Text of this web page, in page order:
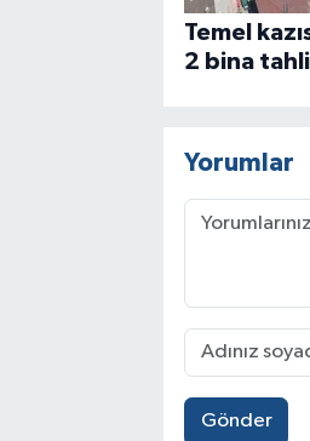
Temel
2 bina
Yorumlar
Gönder